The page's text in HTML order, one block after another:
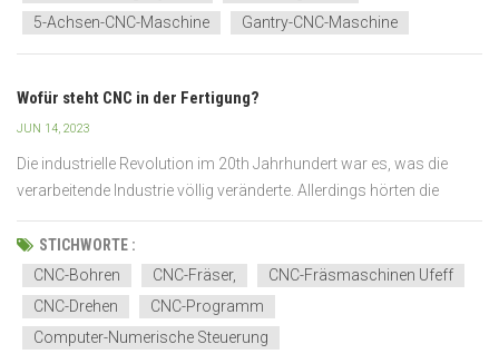
5-Achsen-CNC-Maschine
Gantry-CNC-Maschine
Wofür steht CNC in der Fertigung?
JUN 14, 2023
Die industrielle Revolution im 20th Jahrhundert war es, was die
verarbeitende Industrie völlig veränderte. Allerdings hörten die
Fortschritte danach nicht auf und die Menschen dieser Ära
mussten noch weitere Wunder der Technologie sehen, darunter
Computer, Roboter und vieles mehr. In den 1940e...
STICHWORTE :
CNC-Bohren
CNC-Fräser,
CNC-Fräsmaschinen Ufeff
CNC-Drehen
CNC-Programm
Computer-Numerische Steuerung